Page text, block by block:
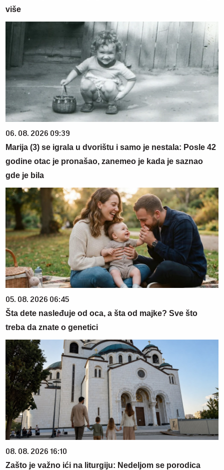
više
06. 08. 2026 09:39
Marija (3) se igrala u dvorištu i samo je nestala: Posle 42
godine otac je pronašao, zanemeo je kada je saznao
gde je bila
05. 08. 2026 06:45
Šta dete nasleđuje od oca, a šta od majke? Sve što
treba da znate o genetici
08. 08. 2026 16:10
Zašto je važno ići na liturgiju: Nedeljom se porodica